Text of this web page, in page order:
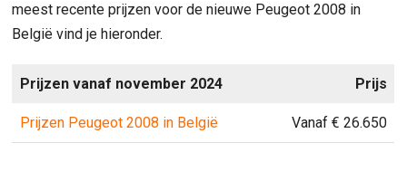
meest recente prijzen voor de nieuwe Peugeot 2008 in
België vind je hieronder.
Prijzen vanaf november 2024 Prijs
Prijzen Peugeot 2008 in België Vanaf € 26.650